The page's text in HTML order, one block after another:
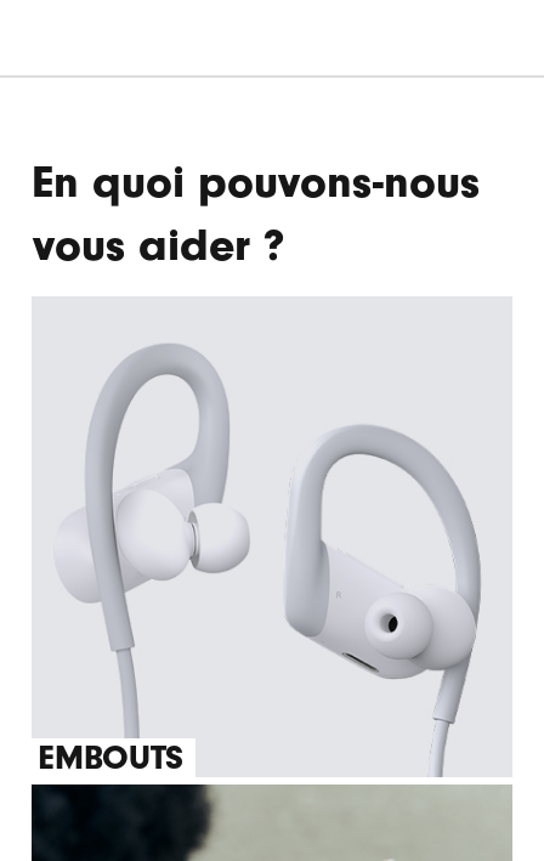
En quoi pouvons-nous
vous aider ?
EMBOUTS